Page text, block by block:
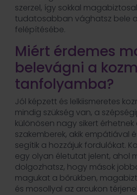
szerzel, így sokkal
tudatosabban vághatsz bele
felépítésébe.
Miért érdemes
belevágni a
tanfolyamba?
Jól képzett és lelkiismeretes
mindig szükség van, a
különösen nagy sikert érhetnek
szakemberek, akik empátiával
segítik a hozzájuk fordulókat.
egy olyan életutat jelent, ahol
dolgozhatsz, hogy mások
magukat a bőrükben,
és mosollyal az arcukon